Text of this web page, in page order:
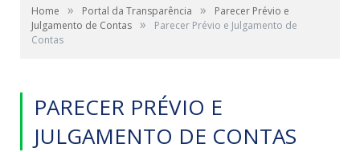
Home » Portal da Transparência »
Parecer Prévio e
Julgamento de Contas »
Parecer Prévio e Julgamento de
Contas
PARECER PRÉVIO E
JULGAMENTO DE CONTAS